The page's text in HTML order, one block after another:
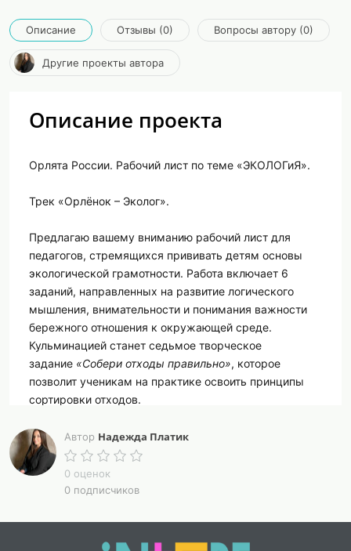
Описание Отзывы (0) Вопросы автору (0)
Другие проекты автора
Описание проекта
Орлята России. Рабочий лист по теме «ЭКОЛОГиЯ».
Трек «Орлёнок – Эколог».
Предлагаю вашему вниманию рабочий лист для
педагогов, стремящихся прививать детям основы
экологической грамотности. Работа включает 6
заданий, направленных на развитие логического
мышления, внимательности и понимания важности
бережного отношения к окружающей среде.
Кульминацией станет седьмое творческое
задание «Собери отходы правильно», которое
позволит ученикам на практике освоить принципы
сортировки отходов.
Файл подготовлен в формате Word с возможностью
редактирования, а так же в электронном варианте в
формате PDF. Разработка подойдет для
использования при подготовке к уроку, к
классным часам, внеклассным мероприятиям.
Автор Надежда Платик
0 оценок
0 подписчиков